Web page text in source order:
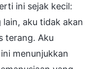
ini sejak kecil:
aku tidak akan
terang. Aku
menunjukkan